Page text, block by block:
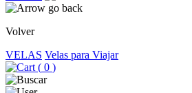
Volver
VELAS Velas para Viajar
( 0 )